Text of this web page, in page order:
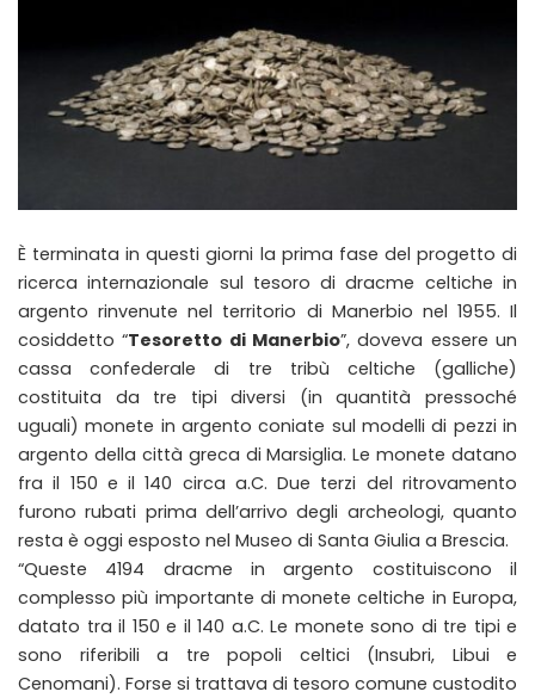
È terminata in questi giorni la prima fase del progetto di
ricerca internazionale sul tesoro di dracme celtiche in
argento rinvenute nel territorio di Manerbio nel 1955. Il
cosiddetto “Tesoretto di Manerbio”, doveva essere un
cassa confederale di tre tribù celtiche (galliche)
costituita da tre tipi diversi (in quantità pressoché
uguali) monete in argento coniate sul modelli di pezzi in
argento della città greca di Marsiglia. Le monete datano
fra il 150 e il 140 circa a.C. Due terzi del ritrovamento
furono rubati prima dell’arrivo degli archeologi, quanto
resta è oggi esposto nel Museo di Santa Giulia a Brescia.
“Queste 4194 dracme in argento costituiscono il
complesso più importante di monete celtiche in Europa,
datato tra il 150 e il 140 a.C. Le monete sono di tre tipi e
sono riferibili a tre popoli celtici (Insubri, Libui e
Cenomani). Forse si trattava di tesoro comune custodito